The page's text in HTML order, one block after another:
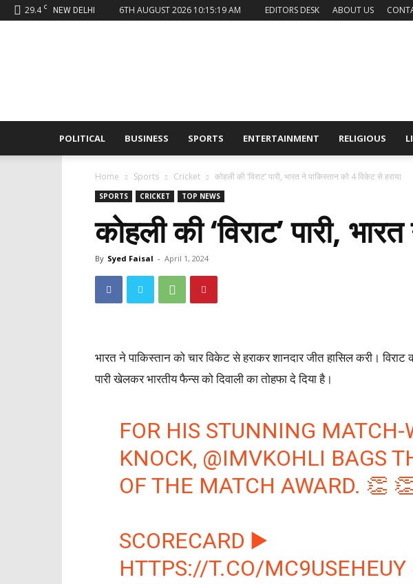
29.4 C NEW DELHI 6TH AUGUST 2026 10:15:19 AM EDITORS DESK ABOUT US
POLITICAL BUSINESS SPORTS ENTERTAINMENT RELIGIOUS
Home Sports Cricket कोहली की ‘विराट’ पारी, भारत ने पाकिस्तान को 4 विकेट से हराया
SPORTS CRICKET TOP NEWS
कोहली की ‘विराट’ पारी,
By Syed Faisal - April 1, 2024
भारत ने पाकिस्तान को चार विकेट से हराकर शानदार जीत हासिल करी।
पारी खेलकर भारतीय फैन्स को दिवाली का तोहफा दे दिया है।
FOR HIS STUNNING
KNOCK, @IMVKOHLI BAGS
OF THE MATCH AWARD. 👏
SCORECARD ▶️
HTTPS://T.CO/MC9USEHEUY